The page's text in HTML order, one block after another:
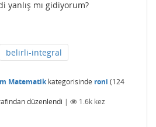
yanlış mı gidiyorum?
belirli-integral
Matematikkategorisinde roni (124
düzenlendi | 1.6k kez